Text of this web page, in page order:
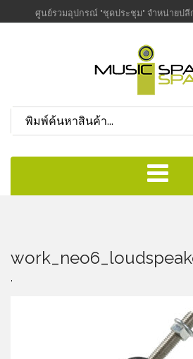
ศูนย์รวมอุปกรณ์ "ชุดประชุม" จำหน่ายปลี